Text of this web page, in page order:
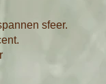
sfeer.